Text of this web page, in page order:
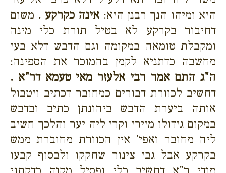
היא ומיהו הנך רבנן היא: אינה כקרקע . משום
דחיבור בקרקע לא בטיל תורת כלי מינה
ומקבלת טומאה במקומה וגם הדבש דלא בעי
מחשבה כדתניא לקמן בהמוכר את הספינה:
ה"ג התם אמר רבי אלעזר מאי טעמא דר"א .
דחשיב לכוורת דבורים כמחובר דכתיב ויטבול
אותה ביערת הדבש ביהונתן כתיב ובדבש
במקום גידולו מיירי וקרי ליה יער והלכך חשיב
ליה מחובר ואפי' אין הכוורת מחוברת ממש
בקרקע אבל גבי צינור שחקקו ולבסוף קבעו